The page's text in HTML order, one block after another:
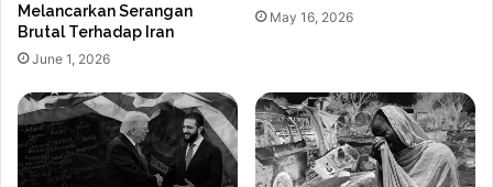
Melancarkan Serangan
Brutal Terhadap Iran
June 1, 2026
May 16, 2026